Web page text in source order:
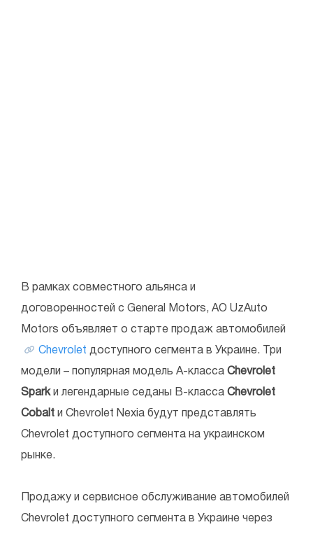
В рамках совместного альянса и
договоренностей с General Motors, АО UzAuto
Motors объявляет о старте продаж автомобилей
Chevrolet доступного сегмента в Украине. Три
модели – популярная модель А-класса Chevrolet
Sparkи легендарные седаны B-класса Chevrolet
Cobalt и Chevrolet Nexia будут представлять
Chevrolet доступного сегмента на украинском
рынке.
Продажу и сервисное обслуживание автомобилей
Chevrolet доступного сегмента в Украине через